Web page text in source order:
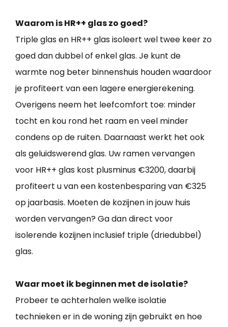
Waarom is HR++ glas zo goed?
Triple glas en HR++ glas isoleert wel twee keer zo
goed dan dubbel of enkel glas. Je kunt de
warmte nog beter binnenshuis houden waardoor
je profiteert van een lagere energierekening.
Overigens neem het leefcomfort toe: minder
tocht en kou rond het raam en veel minder
condens op de ruiten. Daarnaast werkt het ook
als geluidswerend glas. Uw ramen vervangen
voor HR++ glas kost plusminus €3200, daarbij
profiteert u van een kostenbesparing van €325
op jaarbasis. Moeten de kozijnen in jouw huis
worden vervangen? Ga dan direct voor
isolerende kozijnen inclusief triple (driedubbel)
glas.
Waar moet ik beginnen met de isolatie?
Probeer te achterhalen welke isolatie
technieken er in de woning zijn gebruikt en hoe